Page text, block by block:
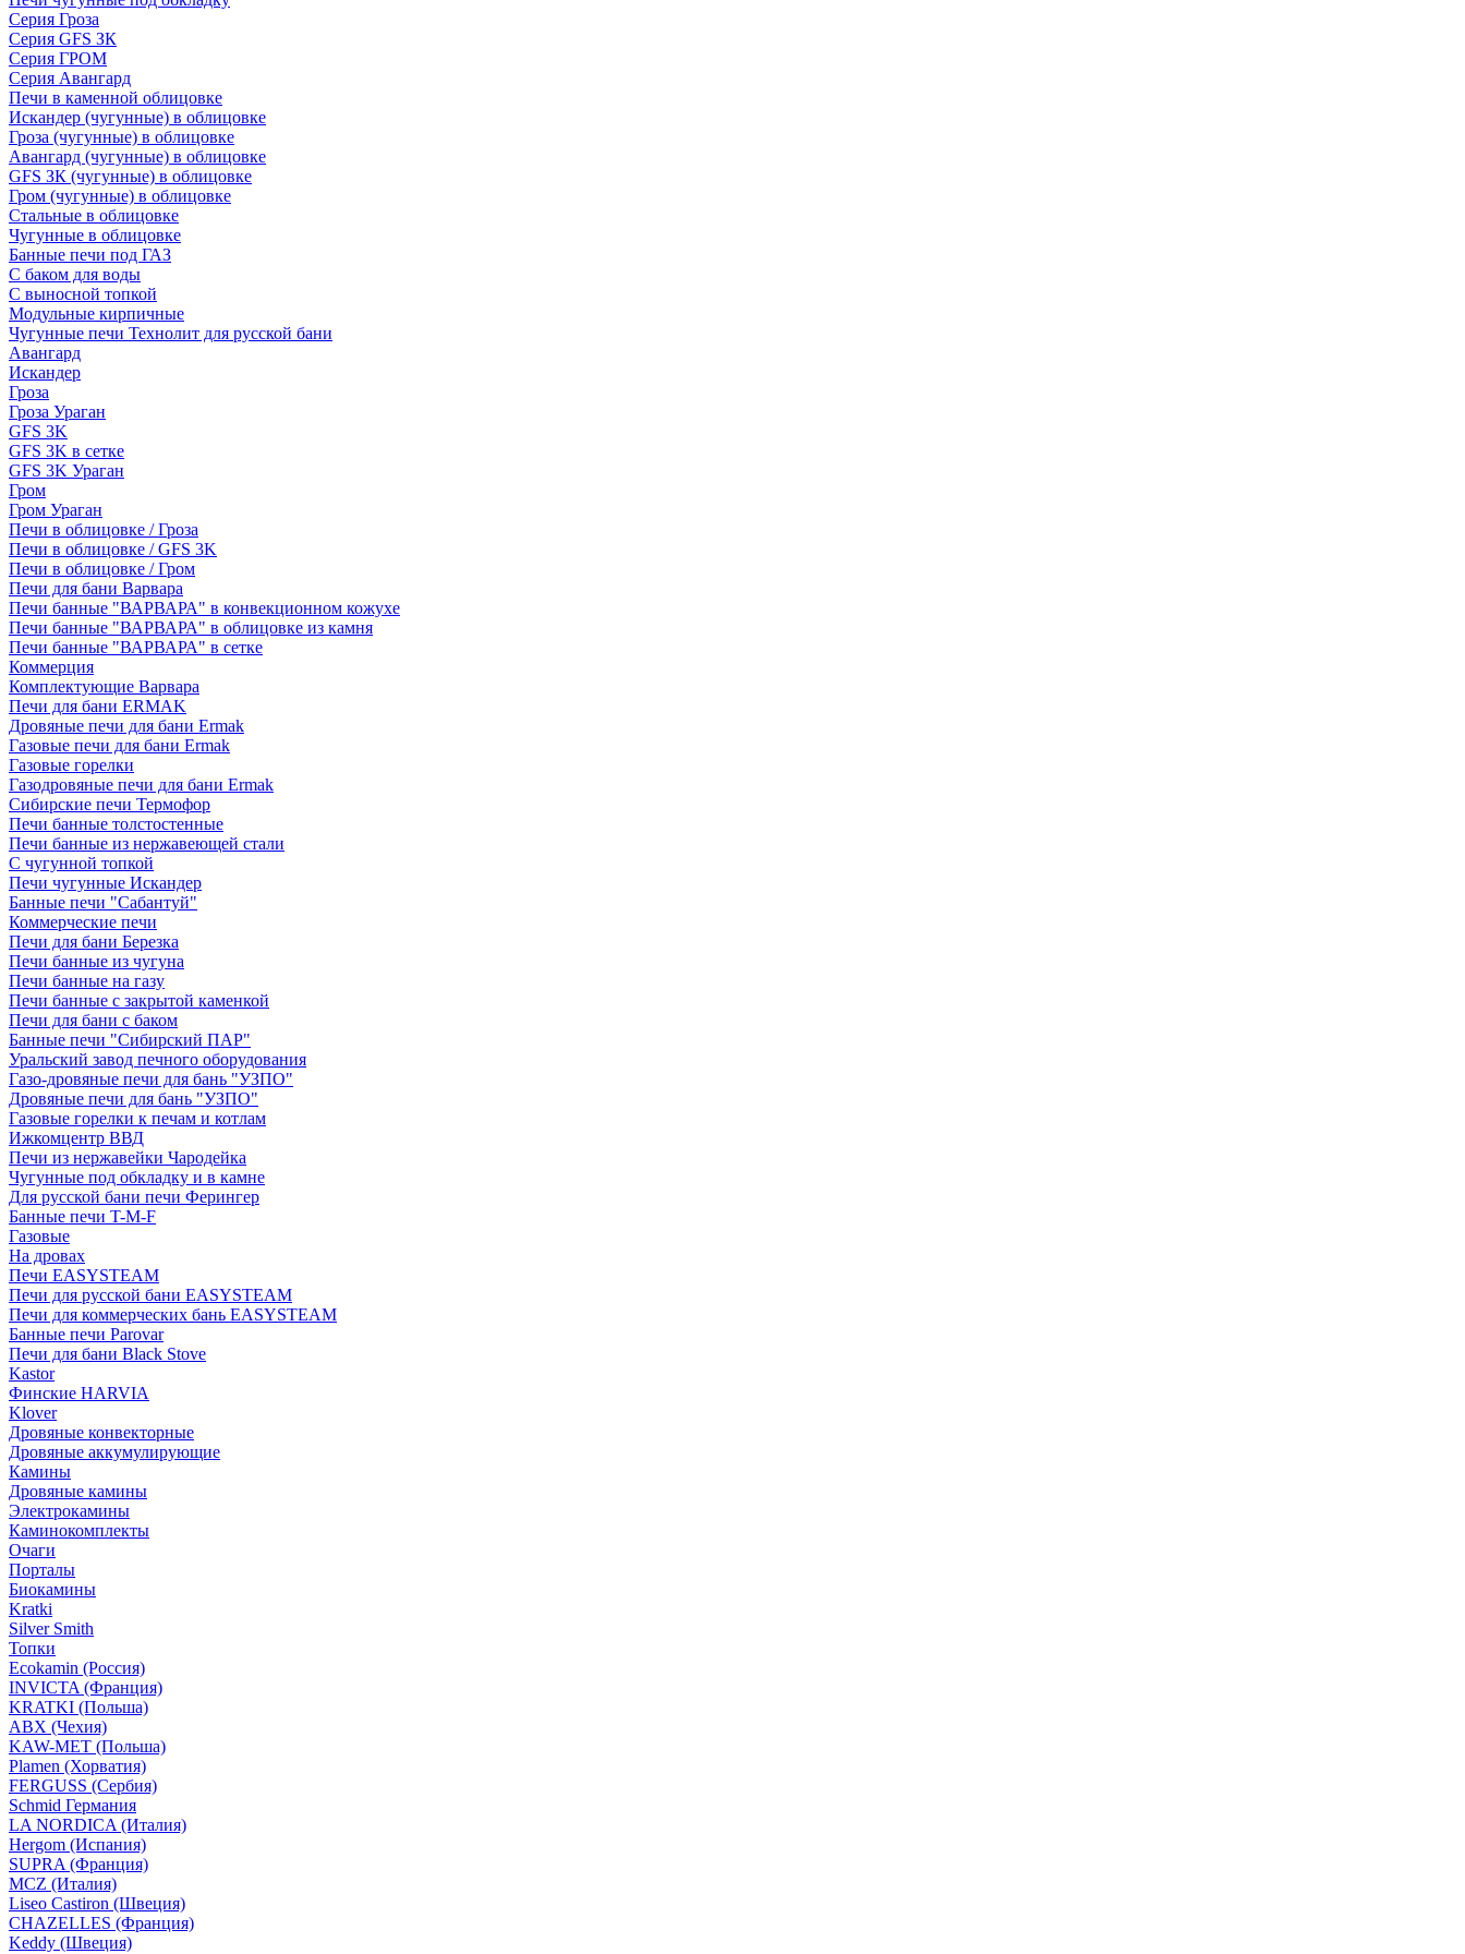
Серия Гроза
Серия GFS ЗК
Серия ГРОМ
Серия Авангард
Печи в каменной облицовке
Искандер (чугунные) в облицовке
Гроза (чугунные) в облицовке
Авангард (чугунные) в облицовке
GFS ЗК (чугунные) в облицовке
Гром (чугунные) в облицовке
Стальные в облицовке
Чугунные в облицовке
Банные печи под ГАЗ
С баком для воды
С выносной топкой
Модульные кирпичные
Чугунные печи Технолит для русской бани
Авангард
Искандер
Гроза
Гроза Ураган
GFS 3K
GFS 3K в сетке
GFS 3K Ураган
Гром
Гром Ураган
Печи в облицовке / Гроза
Печи в облицовке / GFS 3K
Печи в облицовке / Гром
Печи для бани Варвара
Печи банные "ВАРВАРА" в конвекционном кожухе
Печи банные "ВАРВАРА" в облицовке из камня
Печи банные "ВАРВАРА" в сетке
Коммерция
Комплектующие Варвара
Печи для бани ERMAK
Дровяные печи для бани Ermak
Газовые печи для бани Ermak
Газовые горелки
Газодровяные печи для бани Ermak
Сибирские печи Термофор
Печи банные толстостенные
Печи банные из нержавеющей стали
С чугунной топкой
Печи чугунные Искандер
Банные печи "Сабантуй"
Коммерческие печи
Печи для бани Березка
Печи банные из чугуна
Печи банные на газу
Печи банные с закрытой каменкой
Печи для бани с баком
Банные печи "Сибирский ПАР"
Уральский завод печного оборудования
Газо-дровяные печи для бань "УЗПО"
Дровяные печи для бань "УЗПО"
Газовые горелки к печам и котлам
Ижкомцентр ВВД
Печи из нержавейки Чародейка
Чугунные под обкладку и в камне
Для русской бани печи Ферингер
Банные печи T-M-F
Газовые
На дровах
Печи EASYSTEAM
Печи для русской бани EASYSTEAM
Печи для коммерческих бань EASYSTEAM
Банные печи Parovar
Печи для бани Black Stove
Kastor
Финские HARVIA
Klover
Дровяные конвекторные
Дровяные аккумулирующие
Камины
Дровяные камины
Электрокамины
Каминокомплекты
Очаги
Порталы
Биокамины
Kratki
Silver Smith
Топки
Ecokamin (Россия)
INVICTA (Франция)
KRATKI (Польша)
ABX (Чехия)
KAW-MET (Польша)
Plamen (Хорватия)
FERGUSS (Сербия)
Schmid Германия
LA NORDICA (Италия)
Hergom (Испания)
SUPRA (Франция)
MCZ (Италия)
Liseo Castiron (Швеция)
CHAZELLES (Франция)
Keddy (Швеция)